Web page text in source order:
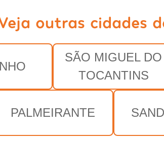
outras cidades
SÃO MIGUEL DO
TOCANTINS
PALMEIRANTE